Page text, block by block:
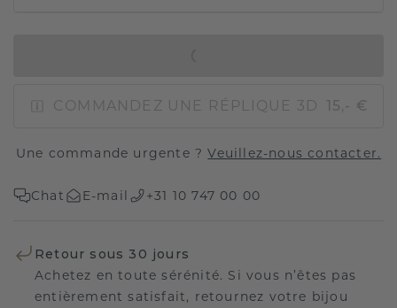
COMMANDEZ UNE RÉPLIQUE 3D 15,- €
Une commande urgente ?Veuillez-nous contacter.
Chat E-mail +31 10 747 00 00
Retour sous 30 jours
Achetez en toute sérénité. Si vous n’êtes pas
entièrement satisfait, retournez votre bijou